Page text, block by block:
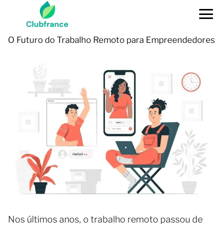
O Futuro do Trabalho Remoto para Empreendedores
Nos últimos anos, o trabalho remoto passou de